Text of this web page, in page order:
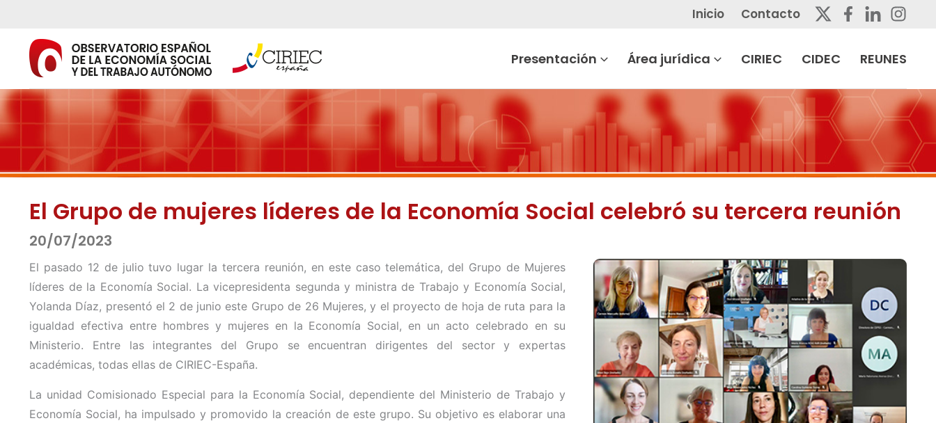
contenido
Inicio Contacto
Presentación Área jurídica CIRIEC CIDEC REUNES
El Grupo de mujeres líderes de la Economía Social celebró su tercera reunión
20/07/2023
El pasado 12 de julio tuvo lugar la tercera reunión, en este caso telemática, del Grupo de Mujeres
líderes de la Economía Social. La vicepresidenta segunda y ministra de Trabajo y Economía Social,
Yolanda Díaz, presentó el 2 de junio este Grupo de 26 Mujeres, y el proyecto de hoja de ruta para la
igualdad efectiva entre hombres y mujeres en la Economía Social, en un acto celebrado en su
Ministerio. Entre las integrantes del Grupo se encuentran dirigentes del sector y expertas
académicas, todas ellas de CIRIEC-España.
La unidad Comisionado Especial para la Economía Social, dependiente del Ministerio de Trabajo y
Economía Social, ha impulsado y promovido la creación de este grupo. Su objetivo es elaborar una